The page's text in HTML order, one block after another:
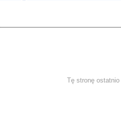
Tę stronę